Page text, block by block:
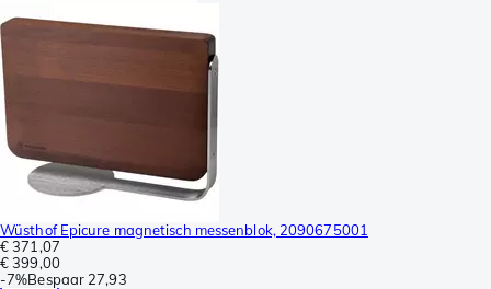
Wüsthof Epicure magnetisch messenblok, 2090675001
€ 371,07
€ 399,00
-7%Bespaar 27,93